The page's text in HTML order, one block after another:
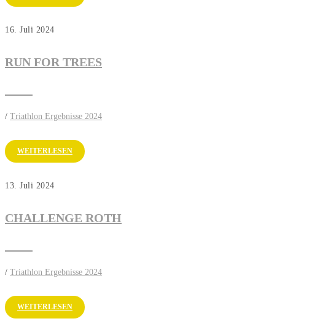
16. Juli 2024
RUN FOR TREES
/ Triathlon Ergebnisse 2024
WEITERLESEN
13. Juli 2024
CHALLENGE ROTH
/ Triathlon Ergebnisse 2024
WEITERLESEN